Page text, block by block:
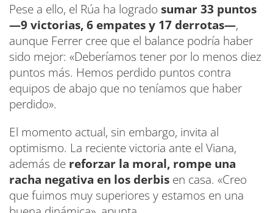
Pese a ello, el Rúa ha logrado sumar 33 puntos
—9 victorias, 6 empates y 17 derrotas—,
aunque Ferrer cree que el balance podría haber
sido mejor: «Deberíamos tener por lo menos diez
puntos más. Hemos perdido puntos contra
equipos de abajo que no teníamos que haber
perdido».
El momento actual, sin embargo, invita al
optimismo. La reciente victoria ante el Viana,
además de reforzar la moral, rompe una
racha negativa en los derbis en casa. «Creo
que fuimos muy superiores y estamos en una